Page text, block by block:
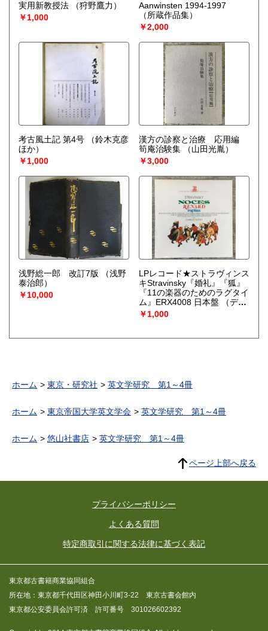
実用新教授法
（狩野鷹力）
￥1,000
Aanwinsten 1994-1997
（所蔵作品集）
￥2,000
考古風土記 第4号
（鈴木克彦
ほか）
￥1,000
漢方の診察と治療 応用編
筍庵治験集
（山田光胤）
￥3,000
浅野総一郎 改訂7版
（浅野
泰治郎）
￥10,000
LPレコード★ストラヴィンス
キStravinsky『婚礼』『狐』
『11の楽器のためのラグタイ
ム』ERX4008 日本盤
（デュ
トワ（指揮）、アルゲリッチ
（ピアノ）、ローザンヌ大学
￥1,000
ホーム 東京・研究社 英文学研究 第1～4冊
ホーム 東京帝国大学英文学会 英文学研究 第1～4冊
ホーム 悠山社書店 英文学研究 第1～4冊
ページ上部へ戻る
プライバシーポリシー
よくある質問
特定商取引に関する法律に基づく表記
東京都古書籍商業協同組合
所在地：東京都千代田区神田小川町3-22 東京古書会館内
東京都公安委員会許可済 許可番号 301026602392